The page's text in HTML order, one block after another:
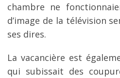
chambre ne
d’image de la télévision
ses dires.
La vacancière est
qui subissait des